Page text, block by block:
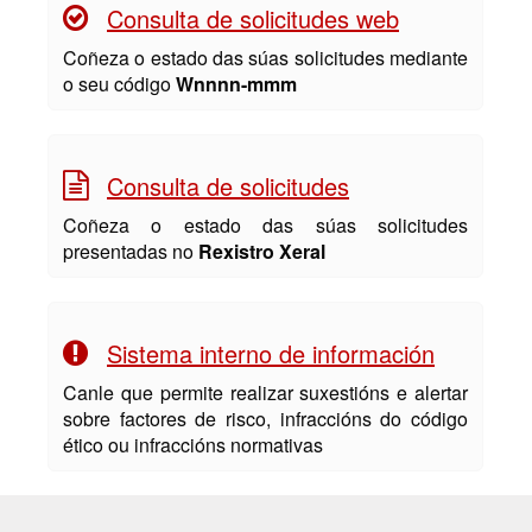
Consulta de solicitudes web
Coñeza o estado das súas solicitudes mediante
o seu códigoWnnnn-mmm
Consulta de solicitudes
Coñeza o estado das súas solicitudes
presentadas no Rexistro Xeral
Sistema interno de información
Canle que permite realizar suxestións e alertar
sobre factores de risco, infraccións do código
ético ou infraccións normativas